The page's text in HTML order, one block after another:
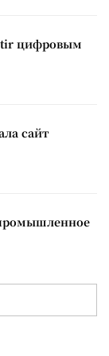
цифровым
сайт